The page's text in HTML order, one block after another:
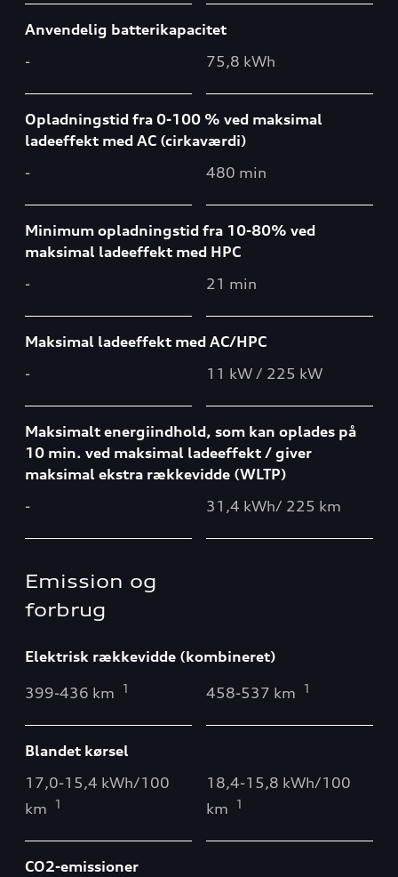
Anvendelig batterikapacitet
-
75,8 kWh
Opladningstid fra 0-100 % ved maksimal
ladeeffekt med AC (cirkaværdi)
-
480 min
Minimum opladningstid fra 10-80% ved
maksimal ladeeffekt med HPC
-
21 min
Maksimal ladeeffekt med AC/HPC
-
11 kW / 225 kW
Maksimalt energiindhold, som kan oplades på
10 min. ved maksimal ladeeffekt / giver
maksimal ekstra rækkevidde (WLTP)
-
31,4 kWh/ 225 km
Emission og
forbrug
Elektrisk rækkevidde (kombineret)
399-436 km 1 458-537 km 1
Blandet kørsel
17,0-15,4 kWh/100
km
1
18,4-15,8 kWh/100
km
1
CO2-emissioner